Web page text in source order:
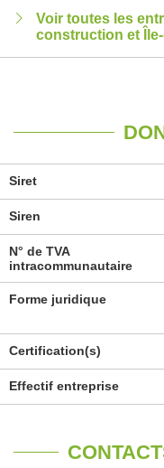
Voir toutes les
construction et
Siret
Siren
N° de TVA
intracommunautaire
Forme juridique
Certification(s)
Effectif entreprise